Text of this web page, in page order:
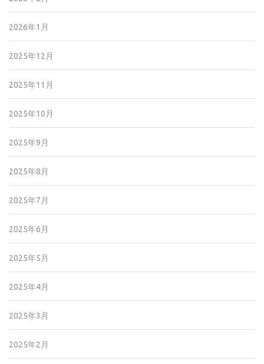
2026年1月
2025年12月
2025年11月
2025年10月
2025年9月
2025年8月
2025年7月
2025年6月
2025年5月
2025年4月
2025年3月
2025年2月